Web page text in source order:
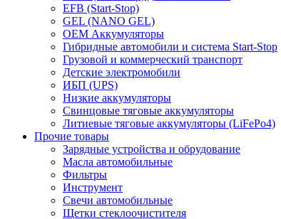
EFB (Start-Stop)
GEL (NANO GEL)
OEM Аккумуляторы
Гибридные автомобили и система Start-Stop
Грузовой и коммерческий транспорт
Детские электромобили
ИБП (UPS)
Низкие аккумуляторы
Свинцовые тяговые аккумуляторы
Литиевые тяговые аккумуляторы (LiFePo4)
Прочие товары
Зарядные устройства и обрудование
Масла автомобильные
Фильтры
Инструмент
Свечи автомобильные
Щетки стеклоочистителя